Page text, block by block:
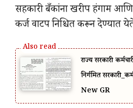
सहकारी बँकांना खरीप हंगाम
कर्ज वाटप निश्चित करून देण्यात
राज्य सरकारी
निर्गमित
New GR